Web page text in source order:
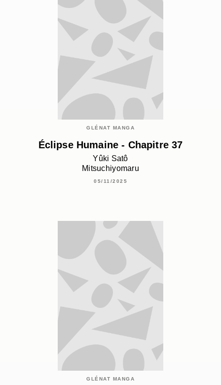
GLÉNAT MANGA
Éclipse Humaine - Chapitre 37
Yûki Satô
Mitsuchiyomaru
05/11/2025
GLÉNAT MANGA